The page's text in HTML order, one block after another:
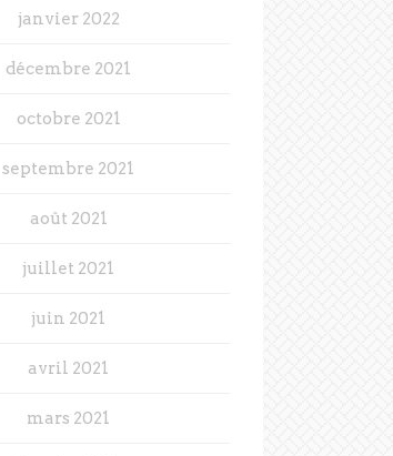
janvier 2022
décembre 2021
octobre 2021
septembre 2021
août 2021
juillet 2021
juin 2021
avril 2021
mars 2021